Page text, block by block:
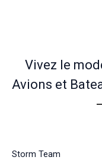
Vivez le
Avions et
Storm Team